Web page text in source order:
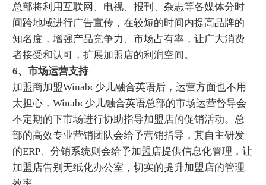
总部将利用互联网、电视、报刊、杂志等各媒体分时
间跨地域进行广告宣传，在较短的时间内提高品牌的
知名度，增强产品竞争力、市场占有率，让广大消费
者接受和认可，扩展加盟店的利润空间。
6、市场运营支持
加盟商加盟Winabc少儿融合英语后，运营方面也不用
太担心，Winabc少儿融合英语总部的市场运营督导会
不定期的下市场进行协助指导加盟店的促销活动。总
部的高效专业营销团队会给予营销指导，其自主研发
的ERP、分销系统则会给予加盟店提供信息化管理，让
加盟店告别无纸化办公室，切实的提升加盟店的管理